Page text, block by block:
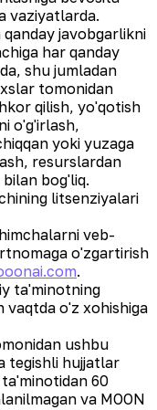
vaziyatlarda.
javobgarlikni
har qanday
shu jumladan
tomonidan
qilish, yo'qotish
o'g'irlash,
yoki yuzaga
resurslardan
bog'liq.
litsenziyalari
veb-
o'zgartirish
.
ta'minotning
vaqtda o'z xohishiga
ushbu
tegishli hujjatlar
60
va MOON